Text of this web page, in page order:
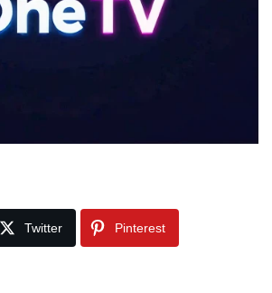
Twitter Pinterest